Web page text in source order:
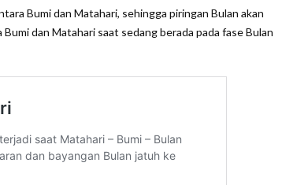
Bumi dan Matahari, sehingga piringan Bulan akan
dan Matahari saat sedang berada pada fase Bulan